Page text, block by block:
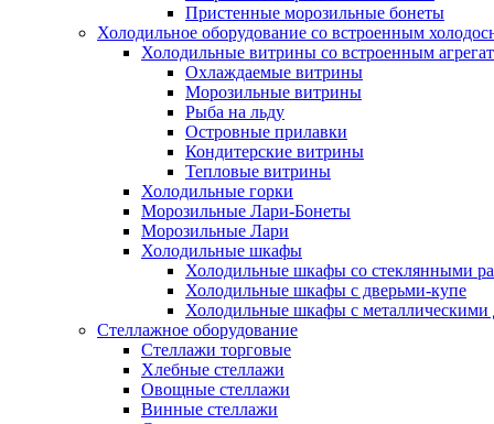
Пристенные морозильные бонеты
Холодильное оборудование со встроенным
Холодильные витрины со встроенным
Охлаждаемые витрины
Морозильные витрины
Рыба на льду
Островные прилавки
Кондитерские витрины
Тепловые витрины
Холодильные горки
Морозильные Лари-Бонеты
Морозильные Лари
Холодильные шкафы
Холодильные шкафы со стеклянными
Холодильные шкафы с дверьми-купе
Холодильные шкафы с металлическими
Стеллажное оборудование
Стеллажи торговые
Хлебные стеллажи
Овощные стеллажи
Винные стеллажи